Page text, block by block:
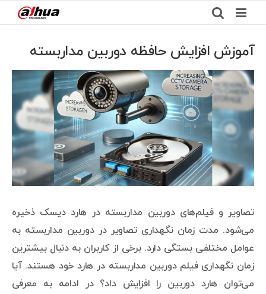
to
content
آموزش افزایش حافظه دوربین مداربسته
View
Larger
Image
تصاویر و فیلم‌های دوربین مداربسته در هارد دیسک ذخیره
می‌شود. مدت زمان نگهداری تصاویر در دوربین مداربسته به
عوامل مختلفی بستگی دارد. برخی از کاربران به دنبال بیشترین
زمان نگهداری فیلم دوربین مداربسته در هارد خود هستند. آیا
می‌توان هارد دوربین را افزایش داد؟ در ادامه به معرفی